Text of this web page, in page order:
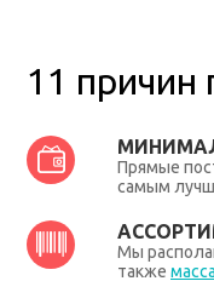
11 причин
Прямые
самым
Мы
также